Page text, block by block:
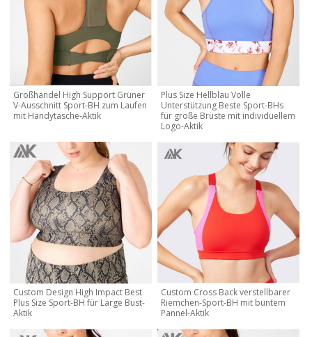
Großhandel High Support Grüner
V-Ausschnitt Sport-BH zum Laufen
mit Handytasche-Aktik
Plus Size Hellblau Volle
Unterstützung Beste Sport-BHs
für große Brüste mit individuellem
Logo-Aktik
Custom Design High Impact Best
Plus Size Sport-BH für Large Bust-
Aktik
Custom Cross Back verstellbarer
Riemchen-Sport-BH mit buntem
Pannel-Aktik